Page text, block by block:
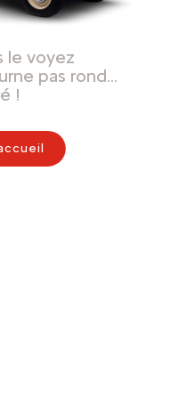
le voyez
pas rond…
!